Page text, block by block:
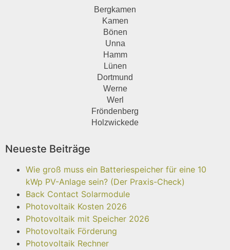
Bergkamen
Kamen
Bönen
Unna
Hamm
Lünen
Dortmund
Werne
Werl
Fröndenberg
Holzwickede
Neueste Beiträge
Wie groß muss ein Batteriespeicher für eine 10
kWp PV-Anlage sein? (Der Praxis-Check)
Back Contact Solarmodule
Photovoltaik Kosten 2026
Photovoltaik mit Speicher 2026
Photovoltaik Förderung
Photovoltaik Rechner